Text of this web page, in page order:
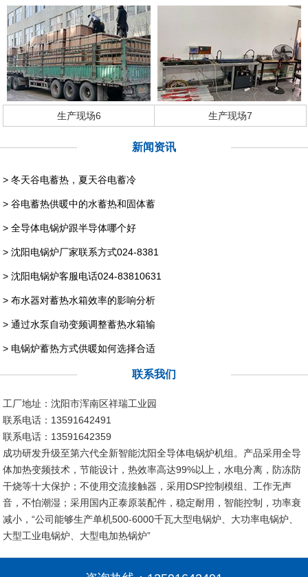
生产现场6 生产现场7
新闻资讯
> 冬天谷电蓄热，夏天谷电蓄冷
> 谷电蓄热供暖中的水蓄热和固体蓄
> 全导体电锅炉跟半导体哪个好
> 沈阳电锅炉厂家联系方式024-8381
> 沈阳电锅炉客服电话024-83810631
> 布水器对蓄热水箱效率的影响分析
> 通过水泵自动变频调整蓄热水箱输
> 电锅炉蓄热方式供暖如何选择合适
联系我们
工厂地址：沈阳市浑南区祥瑞工业园
联系电话：13591642491
联系电话：13591642359
成功研发升级至第六代全新智能沈阳全导体电锅炉机组。产品采用全导
体加热变频技术，节能设计，热效率高达99%以上，水电分离，防冻防
干烧等十大保护；不使用交流接触器，采用DSP控制模组、工作无声
音，不怕潮湿；采用国内正泰原装配件，稳定耐用，智能控制，功率衰
减小，“公司能够生产单机500-6000千瓦大型电锅炉、大功率电锅炉、
大型工业电锅炉、大型电加热锅炉”